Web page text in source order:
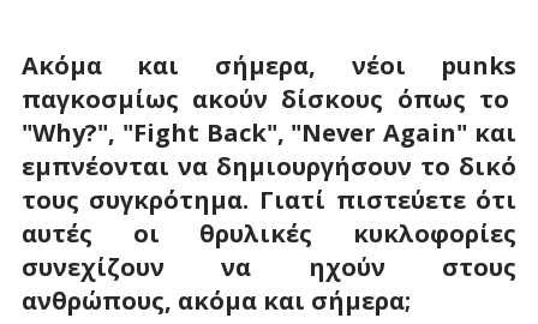
Ακόμα και σήμερα, νέοι punks
παγκοσμίως ακούν δίσκους όπως το
"Why?", "Fight Back", "Never Again" και
εμπνέονται να δημιουργήσουν το δικό
τους συγκρότημα. Γιατί πιστεύετε ότι
αυτές οι θρυλικές κυκλοφορίες
συνεχίζουν να ηχούν στους
ανθρώπους, ακόμα και σήμερα;